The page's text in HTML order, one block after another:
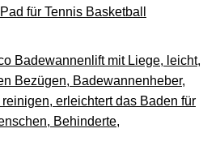
für Tennis Basketball
Badewannenlift mit Liege, leicht,
Bezügen, Badewannenheber,
reinigen, erleichtert das Baden für
Behinderte,